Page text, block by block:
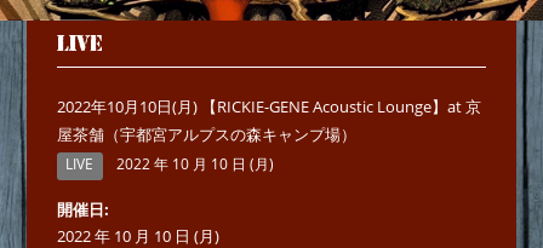
LIVE
2022年10月10日(月) 【RICKIE-GENE Acoustic Lounge】at 京
屋茶舗（宇都宮アルプスの森キャンプ場）
LIVE 2022 年 10 月 10 日 (月)
開催日
2022 年 10 月 10 日 (月)